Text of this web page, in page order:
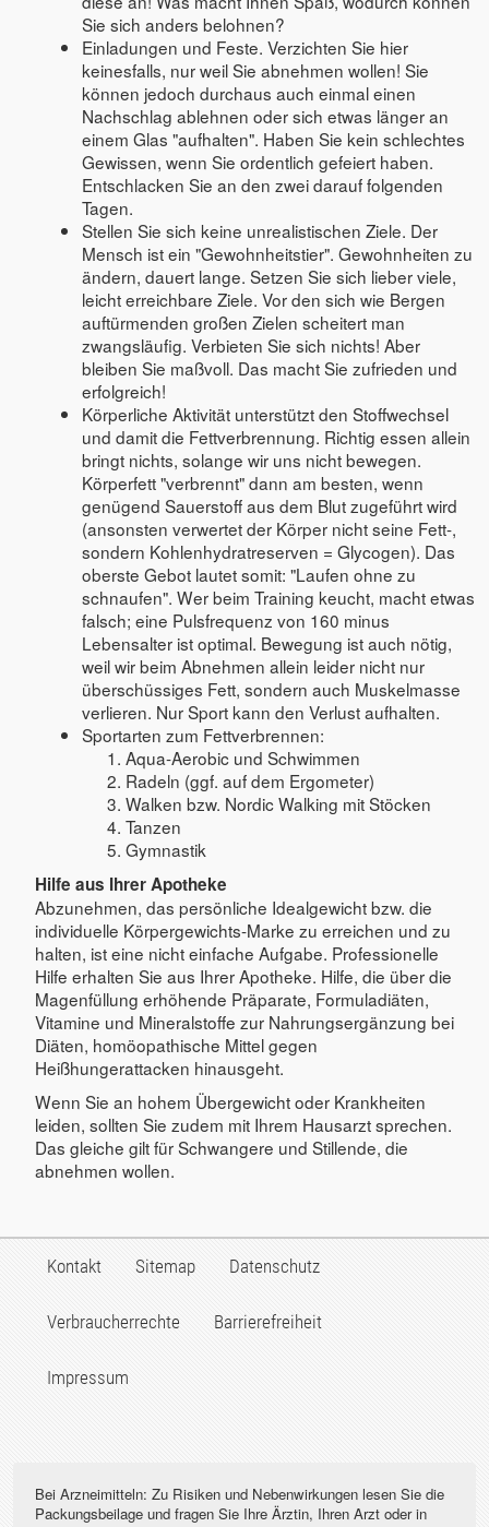
Sie sich anders belohnen?
Einladungen und Feste. Verzichten Sie hier
keinesfalls, nur weil Sie abnehmen wollen! Sie
können jedoch durchaus auch einmal einen
Nachschlag ablehnen oder sich etwas länger an
einem Glas "aufhalten". Haben Sie kein schlechtes
Gewissen, wenn Sie ordentlich gefeiert haben.
Entschlacken Sie an den zwei darauf folgenden
Tagen.
Stellen Sie sich keine unrealistischen Ziele. Der
Mensch ist ein "Gewohnheitstier". Gewohnheiten zu
ändern, dauert lange. Setzen Sie sich lieber viele,
leicht erreichbare Ziele. Vor den sich wie Bergen
auftürmenden großen Zielen scheitert man
zwangsläufig. Verbieten Sie sich nichts! Aber
bleiben Sie maßvoll. Das macht Sie zufrieden und
erfolgreich!
Körperliche Aktivität unterstützt den Stoffwechsel
und damit die Fettverbrennung. Richtig essen allein
bringt nichts, solange wir uns nicht bewegen.
Körperfett "verbrennt" dann am besten, wenn
genügend Sauerstoff aus dem Blut zugeführt wird
(ansonsten verwertet der Körper nicht seine Fett-,
sondern Kohlenhydratreserven = Glycogen). Das
oberste Gebot lautet somit: "Laufen ohne zu
schnaufen". Wer beim Training keucht, macht etwas
falsch; eine Pulsfrequenz von 160 minus
Lebensalter ist optimal. Bewegung ist auch nötig,
weil wir beim Abnehmen allein leider nicht nur
überschüssiges Fett, sondern auch Muskelmasse
verlieren. Nur Sport kann den Verlust aufhalten.
Sportarten zum Fettverbrennen:
Aqua-Aerobic und Schwimmen
Radeln (ggf. auf dem Ergometer)
Walken bzw. Nordic Walking mit Stöcken
Tanzen
Gymnastik
Hilfe aus Ihrer Apotheke
Abzunehmen, das persönliche Idealgewicht bzw. die
individuelle Körpergewichts-Marke zu erreichen und zu
halten, ist eine nicht einfache Aufgabe. Professionelle
Hilfe erhalten Sie aus Ihrer Apotheke. Hilfe, die über die
Magenfüllung erhöhende Präparate, Formuladiäten,
Vitamine und Mineralstoffe zur Nahrungsergänzung bei
Diäten, homöopathische Mittel gegen
Heißhungerattacken hinausgeht.
Wenn Sie an hohem Übergewicht oder Krankheiten
leiden, sollten Sie zudem mit Ihrem Hausarzt sprechen.
Das gleiche gilt für Schwangere und Stillende, die
abnehmen wollen.
Kontakt Sitemap Datenschutz
Verbraucherrechte Barrierefreiheit
Impressum
Bei Arzneimitteln: Zu Risiken und Nebenwirkungen lesen Sie die
Packungsbeilage und fragen Sie Ihre Ärztin, Ihren Arzt oder in